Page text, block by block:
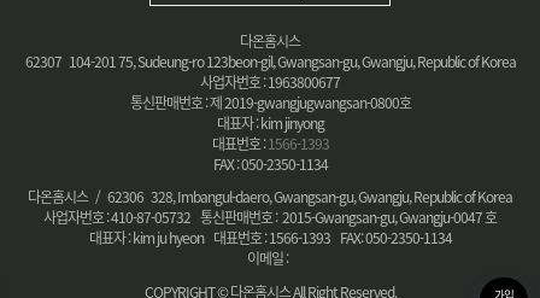
다온홈시스
62307 104-201 75, Sudeung-ro 123beon-gil, Gwangsan-gu, Gwangju, Republic of Korea
사업자번호 : 1963800677
통신판매번호 : 제 2019-gwangjugwangsan-0800호
대표자 : kim jinyong
대표번호 :1566-1393
FAX : 050-2350-1134
다온홈시스 / 62306 328, Imbangul-daero, Gwangsan-gu, Gwangju, Republic of Korea
사업자번호 : 410-87-05732 통신판매번호 : 2015-Gwangsan-gu, Gwangju-0047 호
대표자 : kim ju hyeon 대표번호 : 1566-1393 FAX: 050-2350-1134
이메일 :
COPYRIGHT © 다온홈시스 All Right Reserved.
가입